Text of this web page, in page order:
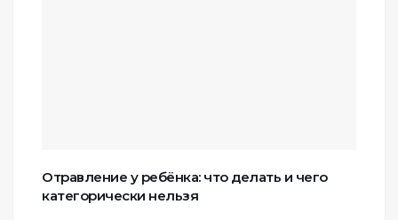
Отравление у ребёнка: что делать и чего
категорически нельзя